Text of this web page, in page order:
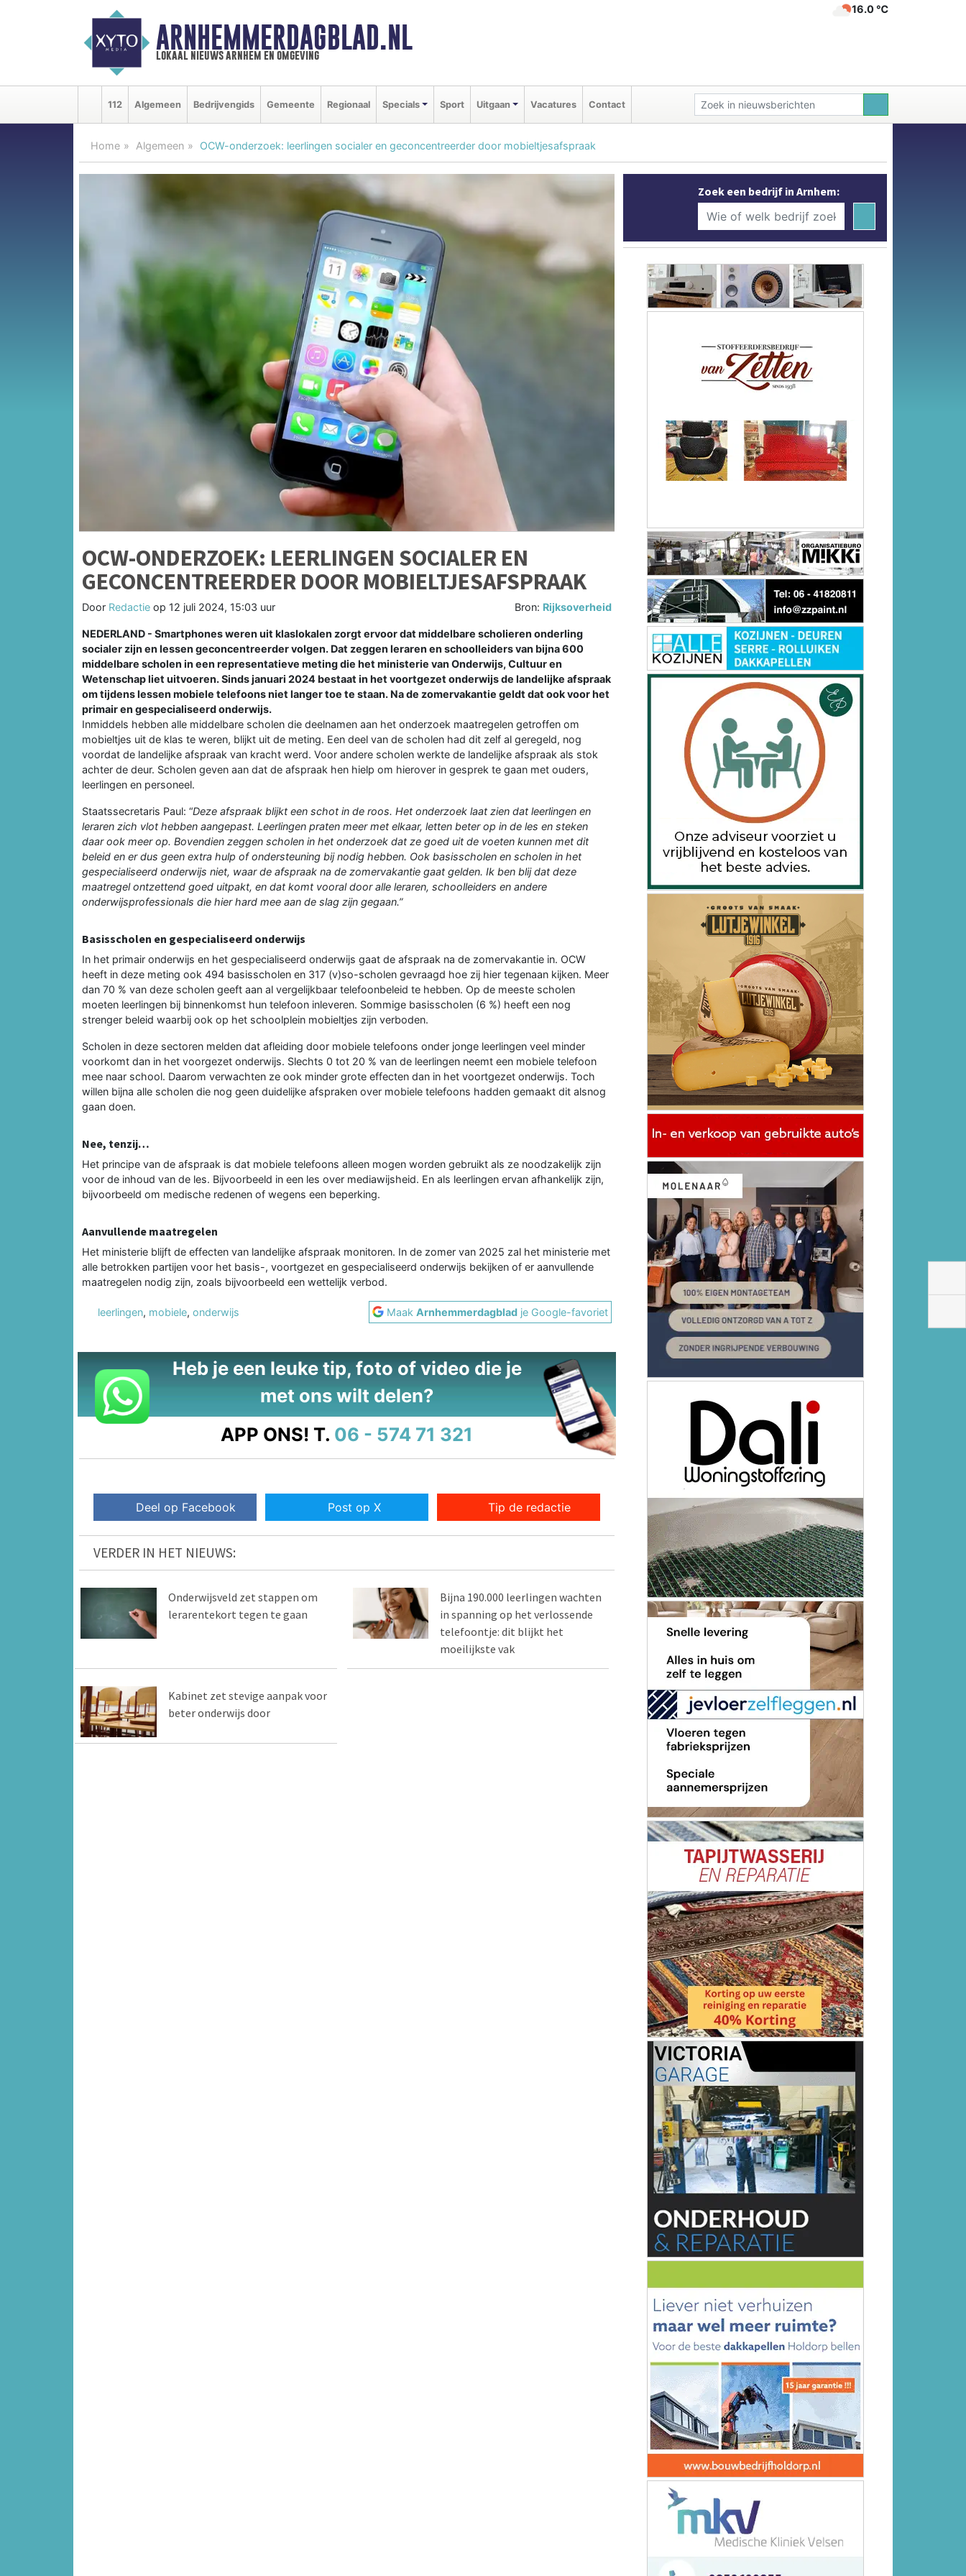
ARNHEMMERDAGBLAD.NL
lokaal nieuws arnhem en omgeving
16.0 ℃
112 Algemeen Bedrijvengids Gemeente Regionaal Specials Sport Uitgaan Vacatures Contact
Home Algemeen OCW-onderzoek: leerlingen socialer en geconcentreerder door mobieltjesafspraak
OCW-ONDERZOEK: LEERLINGEN SOCIALER EN
GECONCENTREERDER DOOR MOBIELTJESAFSPRAAK
Door Redactie op 12 juli 2024, 15:03 uur Bron: Rijksoverheid
NEDERLAND - Smartphones weren uit klaslokalen zorgt ervoor dat middelbare scholieren onderling
socialer zijn en lessen geconcentreerder volgen. Dat zeggen leraren en schoolleiders van bijna 600
middelbare scholen in een representatieve meting die het ministerie van Onderwijs, Cultuur en
Wetenschap liet uitvoeren. Sinds januari 2024 bestaat in het voortgezet onderwijs de landelijke afspraak
om tijdens lessen mobiele telefoons niet langer toe te staan. Na de zomervakantie geldt dat ook voor het
primair en gespecialiseerd onderwijs.
Inmiddels hebben alle middelbare scholen die deelnamen aan het onderzoek maatregelen getroffen om
mobieltjes uit de klas te weren, blijkt uit de meting. Een deel van de scholen had dit zelf al geregeld, nog
voordat de landelijke afspraak van kracht werd. Voor andere scholen werkte de landelijke afspraak als stok
achter de deur. Scholen geven aan dat de afspraak hen hielp om hierover in gesprek te gaan met ouders,
leerlingen en personeel.
Staatssecretaris Paul: “Deze afspraak blijkt een schot in de roos. Het onderzoek laat zien dat leerlingen en
leraren zich vlot hebben aangepast. Leerlingen praten meer met elkaar, letten beter op in de les en steken
daar ook meer op. Bovendien zeggen scholen in het onderzoek dat ze goed uit de voeten kunnen met dit
beleid en er dus geen extra hulp of ondersteuning bij nodig hebben. Ook basisscholen en scholen in het
gespecialiseerd onderwijs niet, waar de afspraak na de zomervakantie gaat gelden. Ik ben blij dat deze
maatregel ontzettend goed uitpakt, en dat komt vooral door alle leraren, schoolleiders en andere
onderwijsprofessionals die hier hard mee aan de slag zijn gegaan.”
Basisscholen en gespecialiseerd onderwijs
In het primair onderwijs en het gespecialiseerd onderwijs gaat de afspraak na de zomervakantie in. OCW
heeft in deze meting ook 494 basisscholen en 317 (v)so-scholen gevraagd hoe zij hier tegenaan kijken. Meer
dan 70 % van deze scholen geeft aan al vergelijkbaar telefoonbeleid te hebben. Op de meeste scholen
moeten leerlingen bij binnenkomst hun telefoon inleveren. Sommige basisscholen (6 %) heeft een nog
strenger beleid waarbij ook op het schoolplein mobieltjes zijn verboden.
Scholen in deze sectoren melden dat afleiding door mobiele telefoons onder jonge leerlingen veel minder
voorkomt dan in het voorgezet onderwijs. Slechts 0 tot 20 % van de leerlingen neemt een mobiele telefoon
mee naar school. Daarom verwachten ze ook minder grote effecten dan in het voortgezet onderwijs. Toch
willen bijna alle scholen die nog geen duidelijke afspraken over mobiele telefoons hadden gemaakt dit alsnog
gaan doen.
Nee, tenzij…
Het principe van de afspraak is dat mobiele telefoons alleen mogen worden gebruikt als ze noodzakelijk zijn
voor de inhoud van de les. Bijvoorbeeld in een les over mediawijsheid. En als leerlingen ervan afhankelijk zijn,
bijvoorbeeld om medische redenen of wegens een beperking.
Aanvullende maatregelen
Het ministerie blijft de effecten van landelijke afspraak monitoren. In de zomer van 2025 zal het ministerie met
alle betrokken partijen voor het basis-, voortgezet en gespecialiseerd onderwijs bekijken of er aanvullende
maatregelen nodig zijn, zoals bijvoorbeeld een wettelijk verbod.
leerlingen, mobiele, onderwijs MaakArnhemmerdagblad je Google-favoriet
Heb je een leuke tip, foto of video die je
met ons wilt delen?
APP ONS! T. 06 - 574 71 321
Deel op Facebook Post op X Tip de redactie
VERDER IN HET NIEUWS:
Onderwijsveld zet stappen om
lerarentekort tegen te gaan
Bijna 190.000 leerlingen wachten
in spanning op het verlossende
telefoontje: dit blijkt het
moeilijkste vak
Kabinet zet stevige aanpak voor
beter onderwijs door
Zoek een bedrijf in Arnhem: